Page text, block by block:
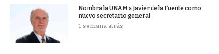
Nombra la UNAM a Javier de la Fuente como
nuevo secretario general
1 semana atrás